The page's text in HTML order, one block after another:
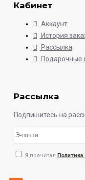
Кабинет
Аккаунт
История
Рассылка
Подарочные
Рассылка
Подпишитесь на
Я прочитал